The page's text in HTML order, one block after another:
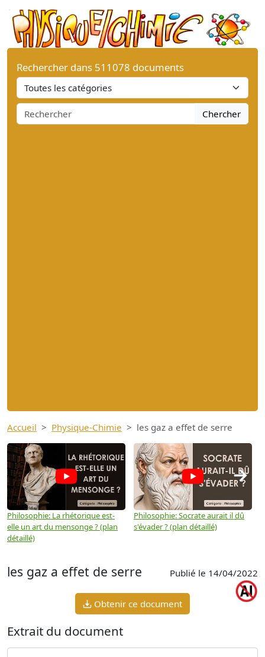
Rechercher dans 511078 documents
Chercher
Accueil Physique-Chimie les gaz a effet de serre
Philosophie: La rhétorique est-
elle un art du mensonge ? (plan
détaillé)
Philosophie: Socrate aurait il dû
s'évader ? (plan détaillé)
→
les gaz a effet de serre Publié le 14/04/2022
Obtenir ce document
Extrait du document